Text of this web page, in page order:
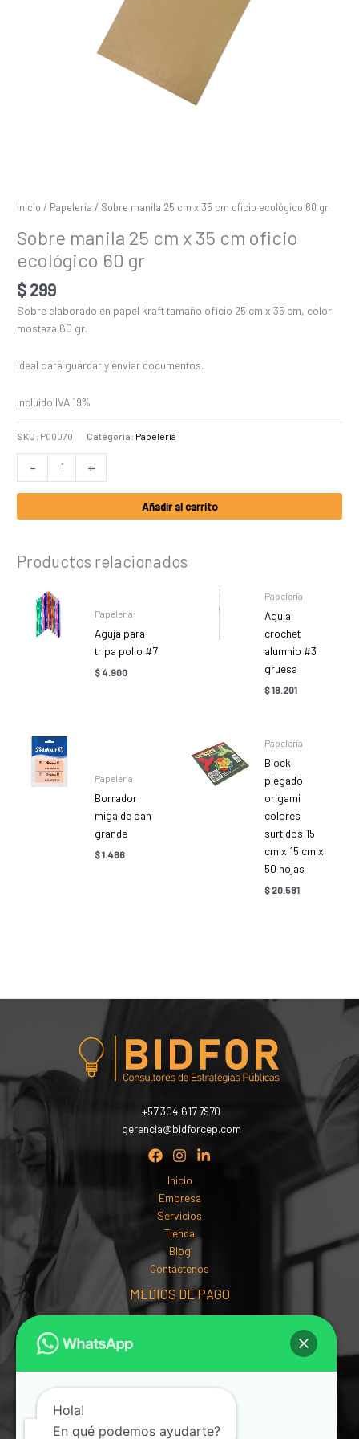
Inicio / Papelería / Sobre manila 25 cm x 35 cm oficio ecológico 60 gr
Sobre manila 25 cm x 35 cm oficio
ecológico 60 gr
$ 299
Sobre elaborado en papel kraft tamaño oficio 25 cm x 35 cm, color
mostaza 60 gr.
Ideal para guardar y enviar documentos.
Incluido IVA 19%
SKU: P00070 Categoría: Papelería
- +
Añadir al carrito
Productos relacionados
Papelería
Aguja para
tripa pollo #7
$4.900
Papelería
Aguja
crochet
alumnio #3
gruesa
$18.201
Papelería
Borrador
miga de pan
grande
$1.466
Papelería
Block
plegado
origami
colores
surtidos 15
cm x 15 cm x
50 hojas
$20.581
+57 304 617 7970
gerencia@bidforcep.com
Inicio
Empresa
Servicios
Tienda
Blog
Contáctenos
MEDIOS DE PAGO
Hola!
En qué podemos ayudarte?